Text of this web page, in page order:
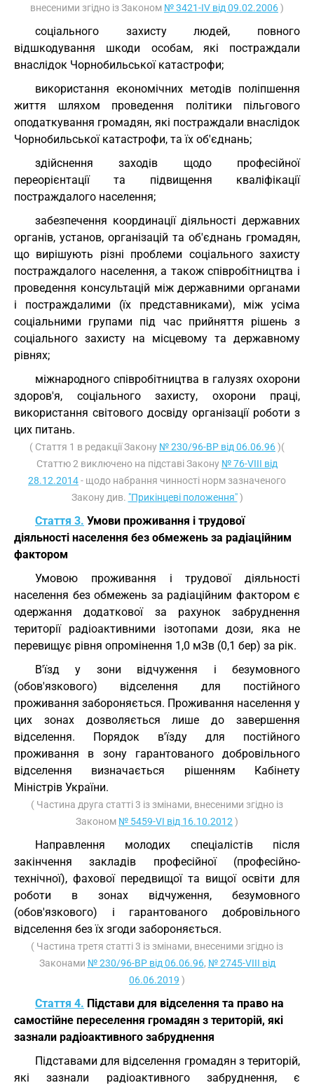
внесеними згідно із Законом № 3421-IV від 09.02.2006)
соціального захисту людей, повного
відшкодування шкоди особам, які постраждали
внаслідок Чорнобильської катастрофи;
використання економічних методів поліпшення
життя шляхом проведення політики пільгового
оподаткування громадян, які постраждали внаслідок
Чорнобильської катастрофи, та їх об'єднань;
здійснення заходів щодо професійної
переорієнтації та підвищення кваліфікації
постраждалого населення;
забезпечення координації діяльності державних
органів, установ, організацій та об'єднань громадян,
що вирішують різні проблеми соціального захисту
постраждалого населення, а також співробітництва і
проведення консультацій між державними органами
і постраждалими (їх представниками), між усіма
соціальними групами під час прийняття рішень з
соціального захисту на місцевому та державному
рівнях;
міжнародного співробітництва в галузях охорони
здоров'я, соціального захисту, охорони праці,
використання світового досвіду організації роботи з
цих питань.
( Стаття 1 в редакції Закону № 230/96-ВР від 06.06.96)(
Статтю 2 виключено на підставі Закону № 76-VIII від
28.12.2014- щодо набрання чинності норм зазначеного
Закону див. "Прикінцеві положення")
Стаття 3. Умови проживання і трудової
діяльності населення без обмежень за радіаційним
фактором
Умовою проживання і трудової діяльності
населення без обмежень за радіаційним фактором є
одержання додаткової за рахунок забруднення
території радіоактивними ізотопами дози, яка не
перевищує рівня опромінення 1,0 мЗв (0,1 бер) за рік.
В'їзд у зони відчуження і безумовного
(обов'язкового) відселення для постійного
проживання забороняється. Проживання населення у
цих зонах дозволяється лише до завершення
відселення. Порядок в'їзду для постійного
проживання в зону гарантованого добровільного
відселення визначається рішенням Кабінету
Міністрів України.
( Частина друга статті 3 із змінами, внесеними згідно із
Законом № 5459-VI від 16.10.2012 )
Направлення молодих спеціалістів після
закінчення закладів професійної (професійно-
технічної), фахової передвищої та вищої освіти для
роботи в зонах відчуження, безумовного
(обов'язкового) і гарантованого добровільного
відселення без їх згоди забороняється.
( Частина третя статті 3 із змінами, внесеними згідно із
Законами № 230/96-ВР від 06.06.96, № 2745-VIII від
06.06.2019 )
Стаття 4. Підстави для відселення та право на
самостійне переселення громадян з територій, які
зазнали радіоактивного забруднення
Підставами для відселення громадян з територій,
які зазнали радіоактивного забруднення, є